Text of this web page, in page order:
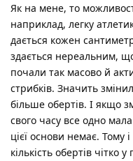
Як на мене, то
наприклад, легку
дається кожен
здається нереальним,
почали так масово й
стрибків. Значить
більше обертів. І якщо
свого часу все одно
цієї основи немає.
кількість обертів чітко